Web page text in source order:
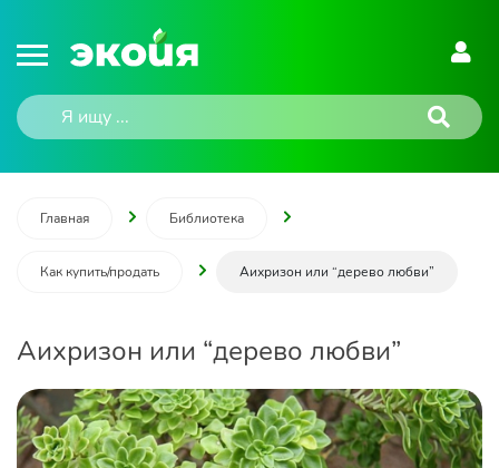
Главная Библиотека
Как купить/продать Аихризон или “дерево любви”
Аихризон или “дерево любви”